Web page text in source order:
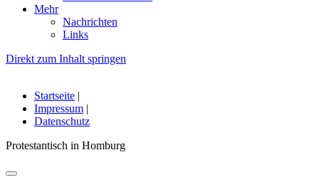
Mehr
Nachrichten
Links
Direkt zum Inhalt springen
Startseite |
Impressum |
Datenschutz
Protestantisch in Homburg